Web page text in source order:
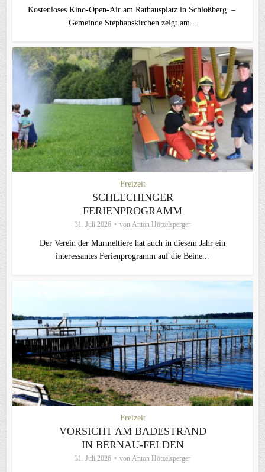
Kostenloses Kino-Open-Air am Rathausplatz in Schloßberg –
Gemeinde Stephanskirchen zeigt am...
Freizeit
SCHLECHINGER
FERIENPROGRAMM
31. Juli 2026 von Anton Hötzelsperger
Der Verein der Murmeltiere hat auch in diesem Jahr ein
interessantes Ferienprogramm auf die Beine...
Freizeit
VORSICHT AM BADESTRAND
IN BERNAU-FELDEN
31. Juli 2026 von Anton Hötzelsperger